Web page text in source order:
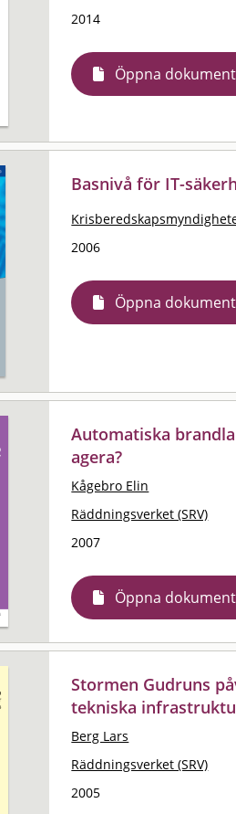
2014
Öppna dokument
Basnivå för IT-
2006
Öppna dokument
Automatiska
agera?
Kågebro Elin
Räddningsverket (SRV)
2007
Öppna dokument
Stormen Gudruns
tekniska
Berg Lars
Räddningsverket (SRV)
2005